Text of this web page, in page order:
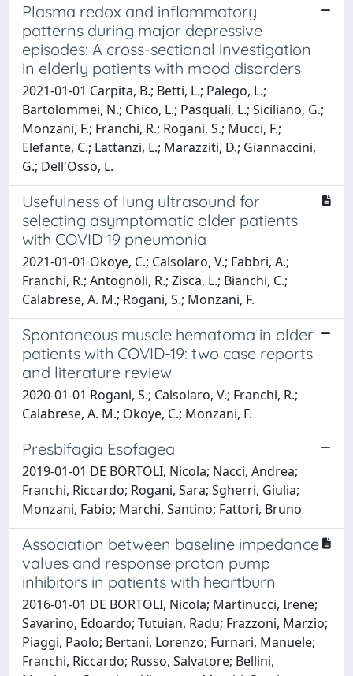
Plasma redox and inflammatory
patterns during major depressive
episodes: A cross-sectional investigation
in elderly patients with mood disorders
2021-01-01 Carpita, B.; Betti, L.; Palego, L.;
Bartolommei, N.; Chico, L.; Pasquali, L.; Siciliano, G.;
Monzani, F.; Franchi, R.; Rogani, S.; Mucci, F.;
Elefante, C.; Lattanzi, L.; Marazziti, D.; Giannaccini,
G.; Dell'Osso, L.
Usefulness of lung ultrasound for
selecting asymptomatic older patients
with COVID 19 pneumonia
2021-01-01 Okoye, C.; Calsolaro, V.; Fabbri, A.;
Franchi, R.; Antognoli, R.; Zisca, L.; Bianchi, C.;
Calabrese, A. M.; Rogani, S.; Monzani, F.
Spontaneous muscle hematoma in older
patients with COVID-19: two case reports
and literature review
2020-01-01 Rogani, S.; Calsolaro, V.; Franchi, R.;
Calabrese, A. M.; Okoye, C.; Monzani, F.
Presbifagia Esofagea
2019-01-01 DE BORTOLI, Nicola; Nacci, Andrea;
Franchi, Riccardo; Rogani, Sara; Sgherri, Giulia;
Monzani, Fabio; Marchi, Santino; Fattori, Bruno
Association between baseline impedance
values and response proton pump
inhibitors in patients with heartburn
2016-01-01 DE BORTOLI, Nicola; Martinucci, Irene;
Savarino, Edoardo; Tutuian, Radu; Frazzoni, Marzio;
Piaggi, Paolo; Bertani, Lorenzo; Furnari, Manuele;
Franchi, Riccardo; Russo, Salvatore; Bellini,